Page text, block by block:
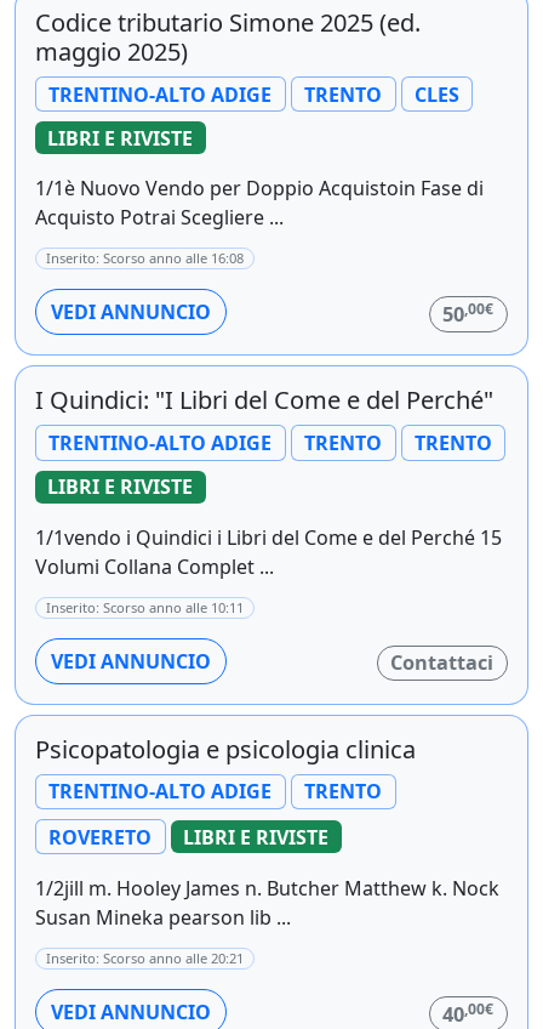
Codice tributario Simone 2025 (ed.
maggio 2025)
TRENTINO-ALTO ADIGE TRENTO
CLES
LIBRI E RIVISTE
1/1è Nuovo Vendo per Doppio Acquistoin Fase di
Acquisto Potrai Scegliere ...
Inserito: Scorso anno alle 16:08
VEDI ANNUNCIO 50,00€
I Quindici: "I Libri del Come e del Perché"
TRENTINO-ALTO ADIGE TRENTO
TRENTO
LIBRI E RIVISTE
1/1vendo i Quindici i Libri del Come e del Perché 15
Volumi Collana Complet ...
Inserito: Scorso anno alle 10:11
VEDI ANNUNCIO Contattaci
Psicopatologia e psicologia clinica
TRENTINO-ALTO ADIGE
TRENTO
ROVERETO
LIBRI E RIVISTE
1/2jill m. Hooley James n. Butcher Matthew k. Nock
Susan Mineka pearson lib ...
Inserito: Scorso anno alle 20:21
VEDI ANNUNCIO 40,00€